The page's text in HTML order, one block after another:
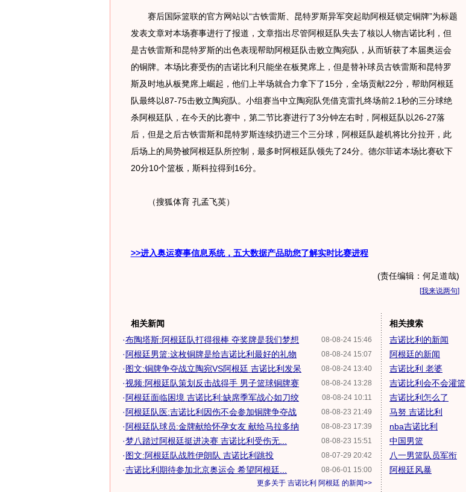
赛后国际篮联的官方网站以“古铁雷斯、昆特罗斯异军突起助阿根廷锁定铜牌”为标题
发表文章对本场赛事进行了报道，文章指出尽管阿根廷队失去了核以人物吉诺比利，但
是古铁雷斯和昆特罗斯的出色表现帮助阿根廷队击败立陶宛队，从而斩获了本届奥运会
的铜牌。本场比赛受伤的吉诺比利只能坐在板凳席上，但是替补球员古铁雷斯和昆特罗
斯及时地从板凳席上崛起，他们上半场就合力拿下了15分，全场贡献22分，帮助阿根廷
队最终以87-75击败立陶宛队。小组赛当中立陶宛队凭借克雷扎终场前2.1秒的三分球绝
杀阿根廷队，在今天的比赛中，第二节比赛进行了3分钟左右时，阿根廷队以26-27落
后，但是之后古铁雷斯和昆特罗斯连续扔进三个三分球，阿根廷队趁机将比分拉开，此
后场上的局势被阿根廷队所控制，最多时阿根廷队领先了24分。德尔菲诺本场比赛砍下
20分10个篮板，斯科拉得到16分。
（搜狐体育 孔孟飞英）
>>进入奥运赛事信息系统，五大数据产品助您了解实时比赛进程
(责任编辑：何足道哉)
[我来说两句]
相关新闻
08-08-24 15:46
·布陶塔斯:阿根廷队打得很棒 夺奖牌是我们梦想
08-08-24 15:07
· 阿根廷男篮:这枚铜牌是给吉诺比利最好的礼物
08-08-24 13:40
·图文:铜牌争夺战立陶宛VS阿根廷 吉诺比利发呆
08-08-24 13:28
·视频:阿根廷队策划反击战得手 男子篮球铜牌赛
08-08-24 10:11
· 阿根廷面临困境 吉诺比利:缺席季军战心如刀绞
08-08-23 21:49
· 阿根廷队医:吉诺比利因伤不会参加铜牌争夺战
08-08-23 17:39
· 阿根廷队球员:金牌献给怀孕女友 献给马拉多纳
08-08-23 15:51
·梦八踏过阿根廷挺进决赛 吉诺比利受伤无...
08-07-29 20:42
·图文:阿根廷队战胜伊朗队 吉诺比利跳投
08-06-01 15:00
·吉诺比利期待参加北京奥运会 希望阿根廷...
更多关于 吉诺比利 阿根廷 的新闻>>
相关搜索
吉诺比利的新闻
阿根廷的新闻
吉诺比利 老婆
吉诺比利会不会灌篮
吉诺比利怎么了
马努 吉诺比利
nba吉诺比利
中国男篮
八一男篮队员军衔
阿根廷风暴